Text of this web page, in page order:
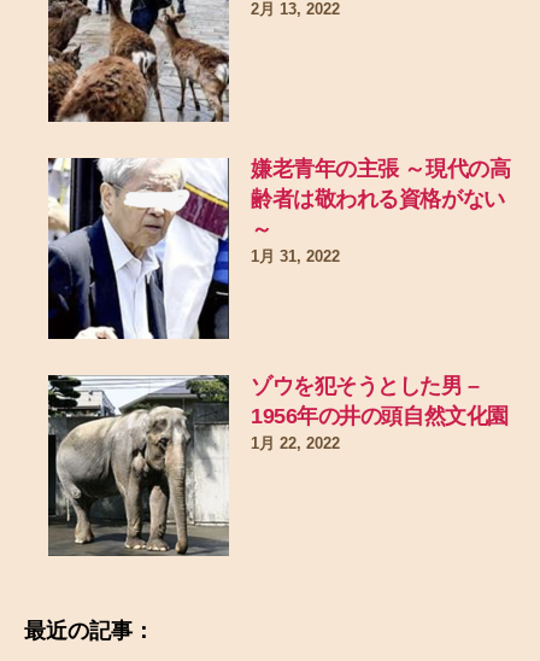
2月 13, 2022
嫌老青年の主張 ～現代の高
齢者は敬われる資格がない
～
1月 31, 2022
ゾウを犯そうとした男 –
1956年の井の頭自然文化園
1月 22, 2022
最近の記事：